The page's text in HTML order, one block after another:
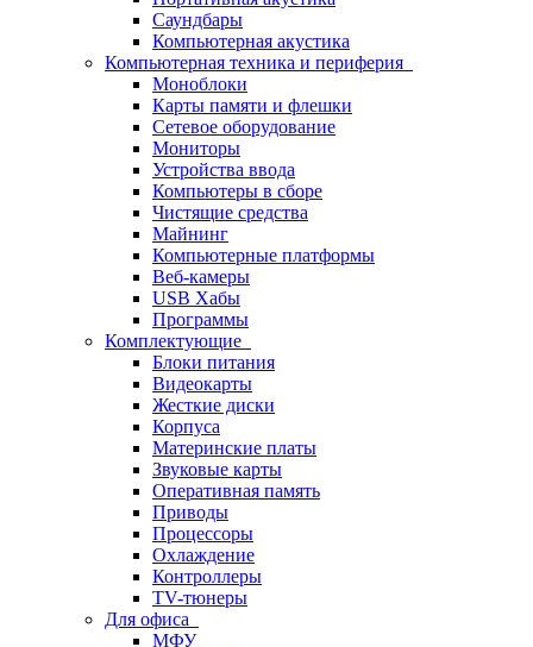
Саундбары
Компьютерная акустика
Компьютерная техника и периферия
Моноблоки
Карты памяти и флешки
Сетевое оборудование
Мониторы
Устройства ввода
Компьютеры в сборе
Чистящие средства
Майнинг
Компьютерные платформы
Веб-камеры
USB Хабы
Программы
Комплектующие
Блоки питания
Видеокарты
Жесткие диски
Корпуса
Материнские платы
Звуковые карты
Оперативная память
Приводы
Процессоры
Охлаждение
Контроллеры
TV-тюнеры
Для офиса
МФУ